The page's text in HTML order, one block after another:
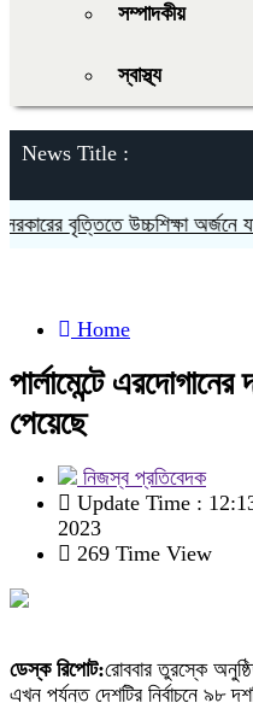
সম্পাদকীয়
স্বাস্থ্য
News Title :
বৃত্তিতে উচ্চশিক্ষা অর্জনে
Home
পার্লামেন্টে
পেয়েছে
নিজস্ব প্রতিবেদক
Update Time :
2023
269 Time View
ডেস্ক রিপোট:রোববার তুরস্কে
এখন পর্যন্ত দেশটির নির্বাচনে